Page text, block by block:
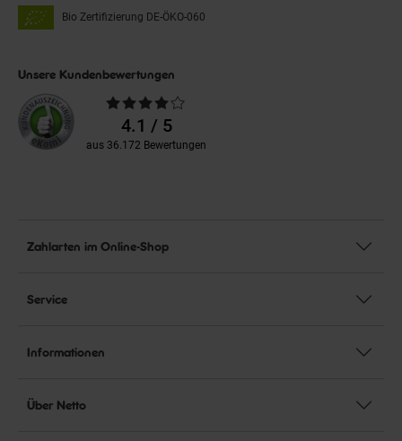
Bio Zertifizierung DE-ÖKO-060
Unsere Kundenbewertungen
Durchschnittliche
Bewertungen4.1 / 5
aus 36.172 Bewertungen
Zahlarten im Online-Shop
Service
Informationen
Über Netto